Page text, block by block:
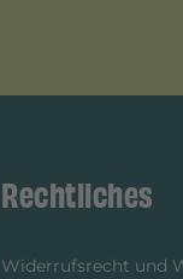
Rechtliches
Widerrufsrecht und